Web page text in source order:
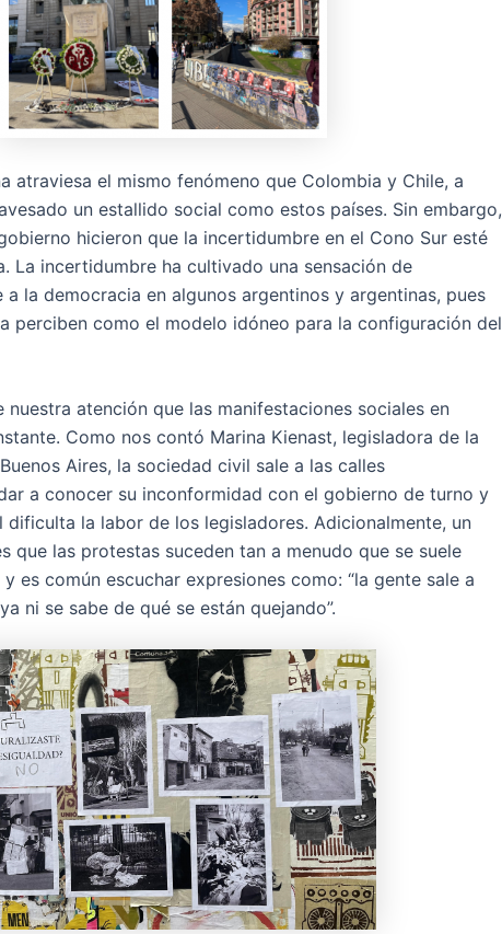
atraviesa el mismo fenómeno que Colombia y Chile, a
un estallido social como estos países. Sin embargo,
hicieron que la incertidumbre en el Cono Sur esté
La incertidumbre ha cultivado una sensación de
la democracia en algunos argentinos y argentinas, pues
perciben como el modelo idóneo para la configuración del
nuestra atención que las manifestaciones sociales en
Como nos contó Marina Kienast, legisladora de la
Aires, la sociedad civil sale a las calles
a conocer su inconformidad con el gobierno de turno y
dificulta la labor de los legisladores. Adicionalmente, un
que las protestas suceden tan a menudo que se suele
es común escuchar expresiones como: “la gente sale a
ni se sabe de qué se están quejando”.